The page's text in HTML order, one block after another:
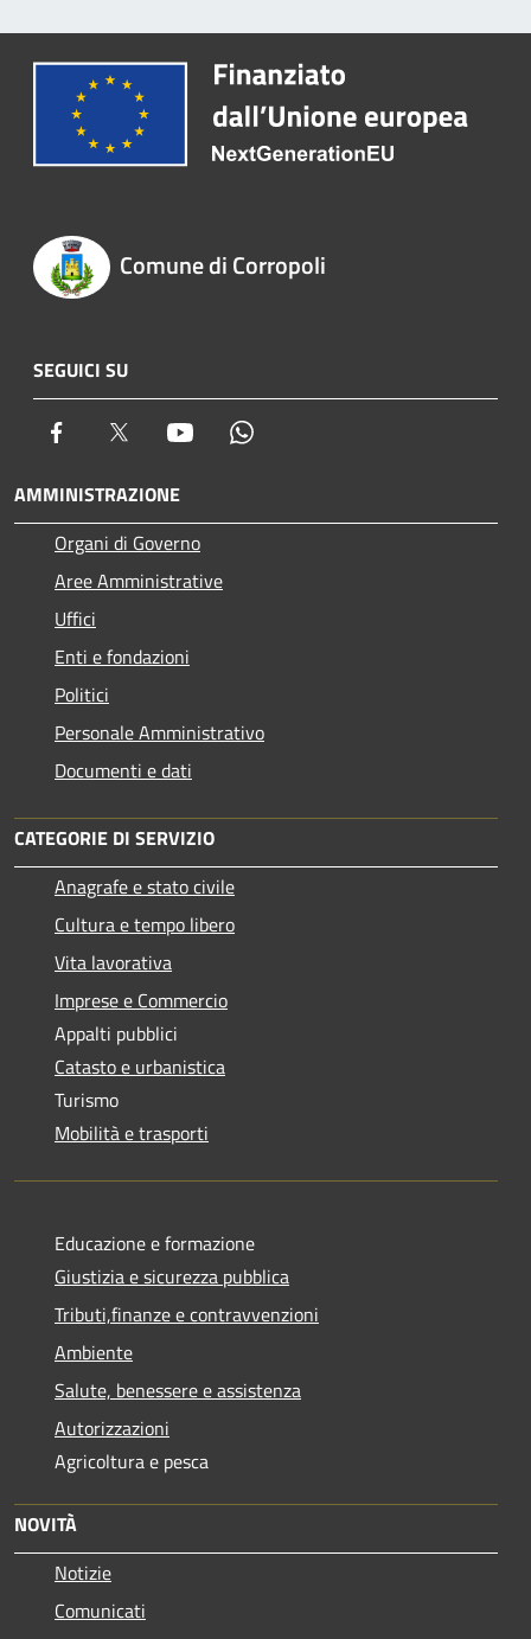
Comune di Corropoli
SEGUICI SU
Facebook Twitter Youtube
AMMINISTRAZIONE
Organi di Governo
Aree Amministrative
Uffici
Enti e fondazioni
Politici
Personale Amministrativo
Documenti e dati
CATEGORIE DI SERVIZIO
Anagrafe e stato civile
Cultura e tempo libero
Vita lavorativa
Imprese e Commercio
Appalti pubblici
Catasto e urbanistica
Turismo
Mobilità e trasporti
Educazione e formazione
Giustizia e sicurezza pubblica
Tributi,finanze e contravvenzioni
Ambiente
Salute, benessere e assistenza
Autorizzazioni
Agricoltura e pesca
NOVITÀ
Notizie
Comunicati